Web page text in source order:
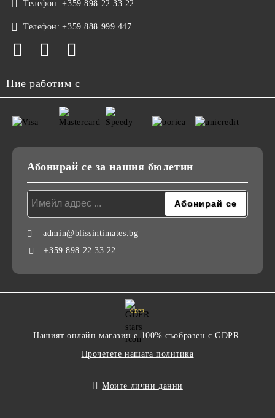
Телефон: +359 898 22 33 22
Телефон: +359 888 999 447
Ние работим с
Абонирай се за нашия бюлетин
admin@blissintimates.bg
+359 898 22 33 22
GDPR
Нашият онлайн магазин е 100% съобразен с GDPR.
Прочетете нашата политика
Моите лични данни